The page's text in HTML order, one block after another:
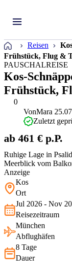
Startseite
Reisen
Frühstück, Flug &
0
PAUSCHALREISE
Kos-
Frühstück,
Ruhige Lage in
Meerblick vom
Continental Palace
Frühstück, Flügen
für Kos top,
VonMara
Zuletzt
ab 461 € p.P.
Anzeige
Kos
Ort
Jul 2026 - Nov
Reisezeitraum
München
Abflughäfen
8 Tage
Dauer